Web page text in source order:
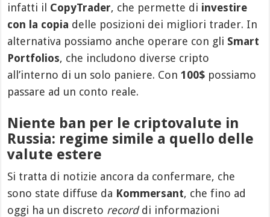
infatti il CopyTrader, che permette di investire
con la copia delle posizioni dei migliori trader. In
alternativa possiamo anche operare con gli Smart
Portfolios, che includono diverse cripto
all’interno di un solo paniere. Con100$ possiamo
passare ad un conto reale.
Niente ban per le criptovalute in
Russia: regime simile a quello delle
valute estere
Si tratta di notizie ancora da confermare, che
sono state diffuse da Kommersant, che fino ad
oggi ha un discreto recorddi informazioni